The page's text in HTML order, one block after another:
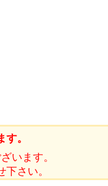
。
います。
さい。